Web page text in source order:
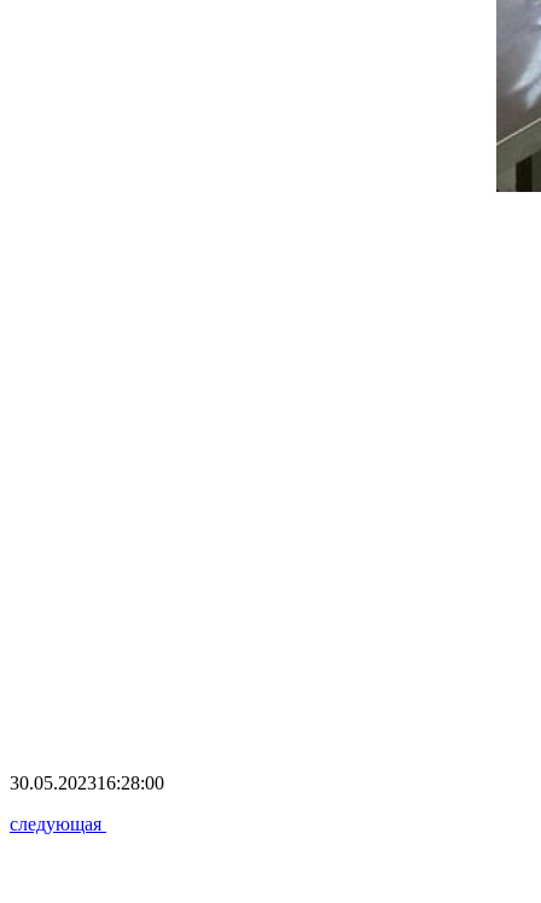
30.05.202316:28:00
следующая